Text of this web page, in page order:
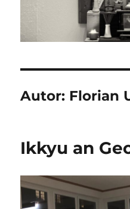
Autor: Florian
Ikkyu an